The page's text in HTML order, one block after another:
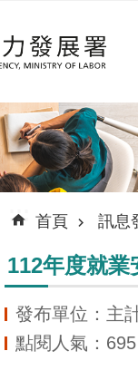
::: 首頁 訊息
112年度就
發布單位：主
點閱人氣：695